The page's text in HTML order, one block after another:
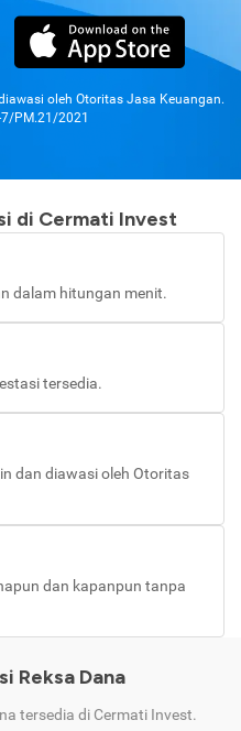
oleh Otoritas Jasa Keuangan.
7/PM.21/2021
di Cermati Invest
dalam hitungan menit.
tersedia.
dan diawasi oleh Otoritas
dan kapanpun tanpa
Reksa Dana
tersedia di Cermati Invest.